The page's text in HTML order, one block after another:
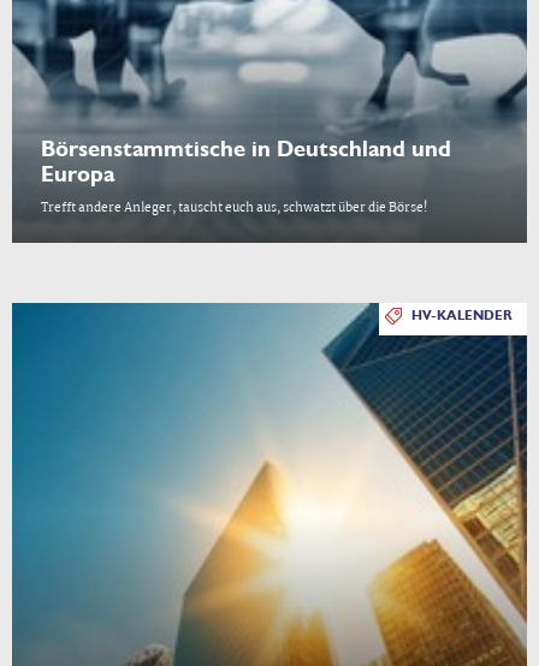
Börsenstammtische in Deutschland und
Europa
Trefft andere Anleger, tauscht euch aus, schwatzt über die Börse!
HV-KALENDER